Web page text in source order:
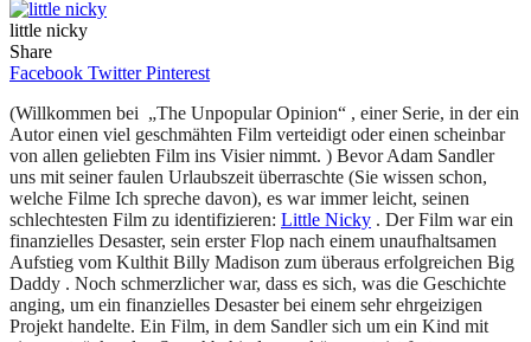
little nicky
Share
Facebook Twitter Pinterest
(Willkommen bei „The Unpopular Opinion“ , einer Serie, in der ein
Autor einen viel geschmähten Film verteidigt oder einen scheinbar
von allen geliebten Film ins Visier nimmt. ) Bevor Adam Sandler
uns mit seiner faulen Urlaubszeit überraschte (Sie wissen schon,
welche Filme Ich spreche davon), es war immer leicht, seinen
schlechtesten Film zu identifizieren: Little Nicky . Der Film war ein
finanzielles Desaster, sein erster Flop nach einem unaufhaltsamen
Aufstieg vom Kulthit Billy Madison zum überaus erfolgreichen Big
Daddy . Noch schmerzlicher war, dass es sich, was die Geschichte
anging, um ein finanzielles Desaster bei einem sehr ehrgeizigen
Projekt handelte. Ein Film, in dem Sandler sich um ein Kind mit